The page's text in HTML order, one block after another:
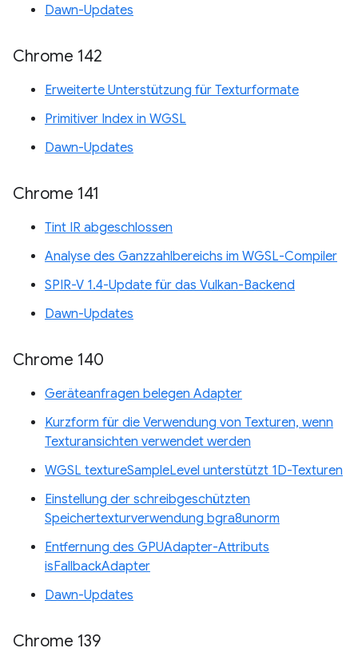
Dawn-Updates
Chrome 142
Erweiterte Unterstützung für Texturformate
Primitiver Index in WGSL
Dawn-Updates
Chrome 141
Tint IR abgeschlossen
Analyse des Ganzzahlbereichs im WGSL-Compiler
SPIR-V 1.4-Update für das Vulkan-Backend
Dawn-Updates
Chrome 140
Geräteanfragen belegen Adapter
Kurzform für die Verwendung von Texturen, wenn
Texturansichten verwendet werden
WGSL textureSampleLevel unterstützt 1D-Texturen
Einstellung der schreibgeschützten
Speichertexturverwendung bgra8unorm
Entfernung des GPUAdapter-Attributs
isFallbackAdapter
Dawn-Updates
Chrome 139